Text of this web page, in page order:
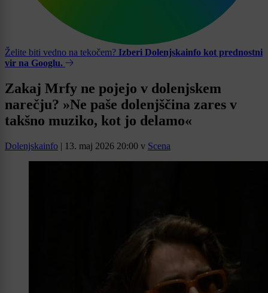
Želite biti vedno na tekočem? Izberi Dolenjskainfo kot prednostni
vir na Googlu.
Zakaj Mrfy ne pojejo v dolenjskem
narečju? »Ne paše dolenjščina zares v
takšno muziko, kot jo delamo«
Dolenjskainfo | 13. maj 2026 20:00 v Scena